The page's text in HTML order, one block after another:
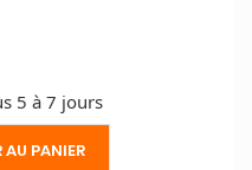
PANIER
5 à 7 jours